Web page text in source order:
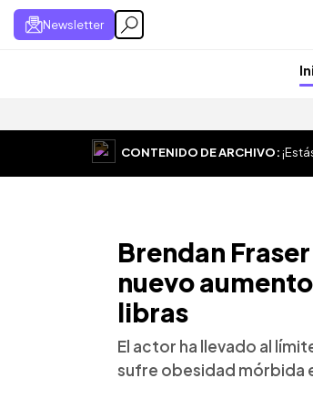
Newsletter
CONTENIDO DE ARCHIVO:
Brendan
nuevo
libras
El actor ha llevado al
sufre obesidad mórbida